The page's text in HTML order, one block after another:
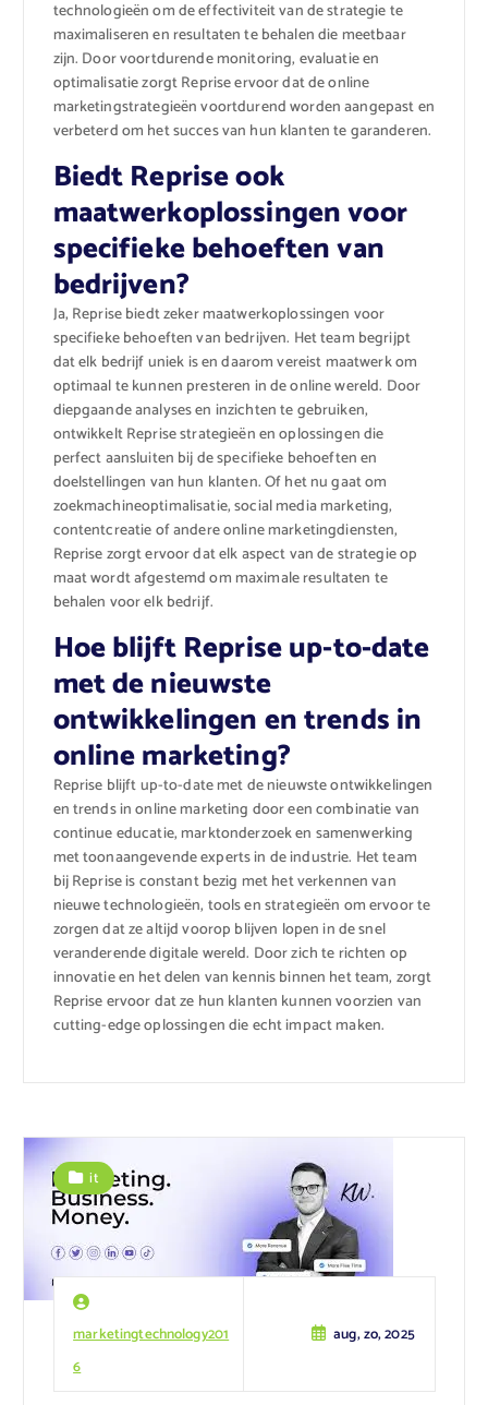
technologieën om de effectiviteit van de strategie te
maximaliseren en resultaten te behalen die meetbaar
zijn. Door voortdurende monitoring, evaluatie en
optimalisatie zorgt Reprise ervoor dat de online
marketingstrategieën voortdurend worden aangepast en
verbeterd om het succes van hun klanten te garanderen.
Biedt Reprise ook
maatwerkoplossingen voor
specifieke behoeften van
bedrijven?
Ja, Reprise biedt zeker maatwerkoplossingen voor
specifieke behoeften van bedrijven. Het team begrijpt
dat elk bedrijf uniek is en daarom vereist maatwerk om
optimaal te kunnen presteren in de online wereld. Door
diepgaande analyses en inzichten te gebruiken,
ontwikkelt Reprise strategieën en oplossingen die
perfect aansluiten bij de specifieke behoeften en
doelstellingen van hun klanten. Of het nu gaat om
zoekmachineoptimalisatie, social media marketing,
contentcreatie of andere online marketingdiensten,
Reprise zorgt ervoor dat elk aspect van de strategie op
maat wordt afgestemd om maximale resultaten te
behalen voor elk bedrijf.
Hoe blijft Reprise up-to-date
met de nieuwste
ontwikkelingen en trends in
online marketing?
Reprise blijft up-to-date met de nieuwste ontwikkelingen
en trends in online marketing door een combinatie van
continue educatie, marktonderzoek en samenwerking
met toonaangevende experts in de industrie. Het team
bij Reprise is constant bezig met het verkennen van
nieuwe technologieën, tools en strategieën om ervoor te
zorgen dat ze altijd voorop blijven lopen in de snel
veranderende digitale wereld. Door zich te richten op
innovatie en het delen van kennis binnen het team, zorgt
Reprise ervoor dat ze hun klanten kunnen voorzien van
cutting-edge oplossingen die echt impact maken.
marketingtechnology201
6
aug, zo, 2025
it